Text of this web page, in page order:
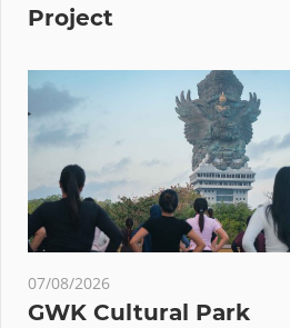
Project
07/08/2026
GWK Cultural Park